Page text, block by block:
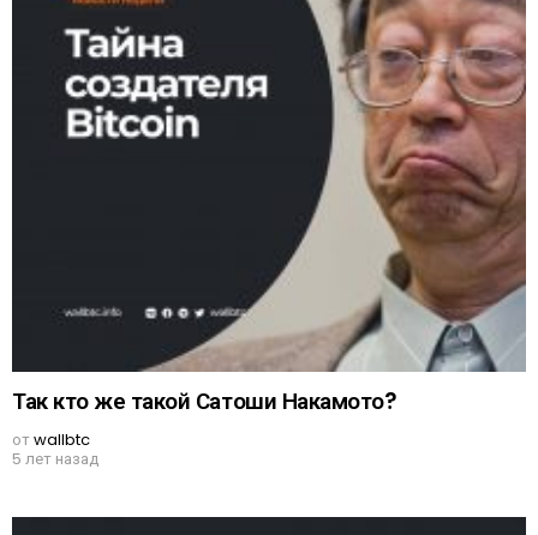
Так кто же такой Сатоши Накамото?
отwallbtc
5 лет назад